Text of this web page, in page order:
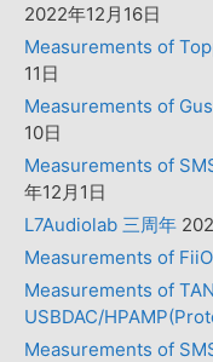
2022年12月16日
Measurements of
11日
Measurements of
10日
Measurements of
年12月1日
L7Audiolab 三周年
Measurements of FiiO
Measurements of
USBDAC/
Measurements of